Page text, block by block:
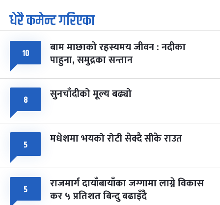
७
आइत
पूर्णिमा व्रत
चैत्र ७, २०८३-Mar 21, 2027
८ फागुपूर्णिमा
चैत्र ८, २०८३-Mar 22, 2027
७ महिना बाँकी
धेरै कमेन्ट गरिएका
१० बाम माछाको रहस्यमय जीवन : नदीका
पाहुना, समुद्रका सन्तान
८ सुनचाँदीको मूल्य बढ्यो
५ मधेशमा भयको रोटी सेक्दै सीके राउत
५ राजमार्ग दायाँबायाँका जग्गामा लाग्ने विकास
कर ५ प्रतिशत बिन्दु बढाइँदै